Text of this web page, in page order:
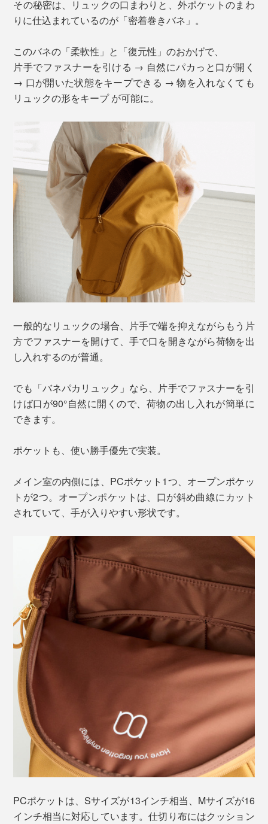
その秘密は、リュックの口まわりと、外ポケットのまわ
りに仕込まれているのが「密着巻きバネ」。
このバネの「柔軟性」と「復元性」のおかげで、
片手でファスナーを引ける → 自然にパカっと口が開く
→ 口が開いた状態をキープできる → 物を入れなくても
リュックの形をキープ が可能に。
一般的なリュックの場合、片手で端を抑えながらもう片
方でファスナーを開けて、手で口を開きながら荷物を出
し入れするのが普通。
でも「バネパカリュック」なら、片手でファスナーを引
けば口が90°自然に開くので、荷物の出し入れが簡単に
できます。
ポケットも、使い勝手優先で実装。
メイン室の内側には、PCポケット1つ、オープンポケッ
トが2つ。オープンポケットは、口が斜め曲線にカット
されていて、手が入りやすい形状です。
PCポケットは、Sサイズが13インチ相当、Mサイズが16
インチ相当に対応しています。仕切り布にはクッション